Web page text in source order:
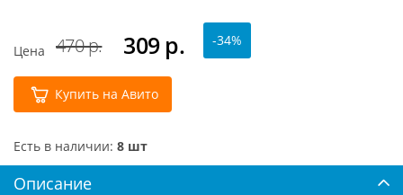
Цена 470 р. 309 р. -34%
Купить на Авито
Есть в наличии: 8 шт
Описание